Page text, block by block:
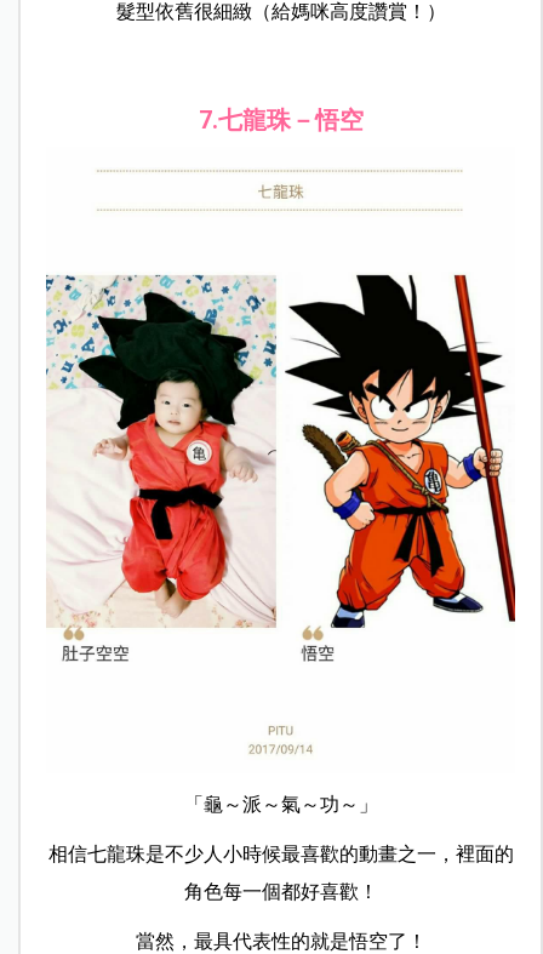
髮型依舊很細緻（給媽咪高度讚賞！）
7.七龍珠－悟空
「龜～派～氣～功～」
相信七龍珠是不少人小時候最喜歡的動畫之一，裡面的
角色每一個都好喜歡！
當然，最具代表性的就是悟空了！